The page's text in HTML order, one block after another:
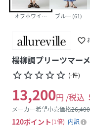
オフホワイト (02)ブルー (61)
favorite_border
楊柳調プリーツマー
star_borderstar_borderstar_borderstar_borderstar_border (-件)
13,200円 /税込
メーカー希望小売価格26,400
120ポイント 1倍
内訳